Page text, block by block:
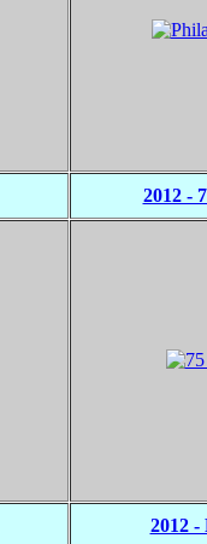
2012 -
2012 -